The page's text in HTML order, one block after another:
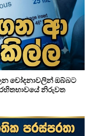
චෝදනාවලින් ඔබ්බට
නිරුවත